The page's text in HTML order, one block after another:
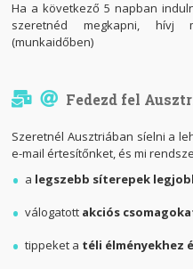
Ha a következő 5 napban
szeretnéd megkapni, hívj
(munkaidőben)
Fedezd fel
Szeretnél Ausztriában síelni a
e-mail értesítőnket, és mi
a legszebb síterepek
válogatott akciós
tippeket a téli élményekhez